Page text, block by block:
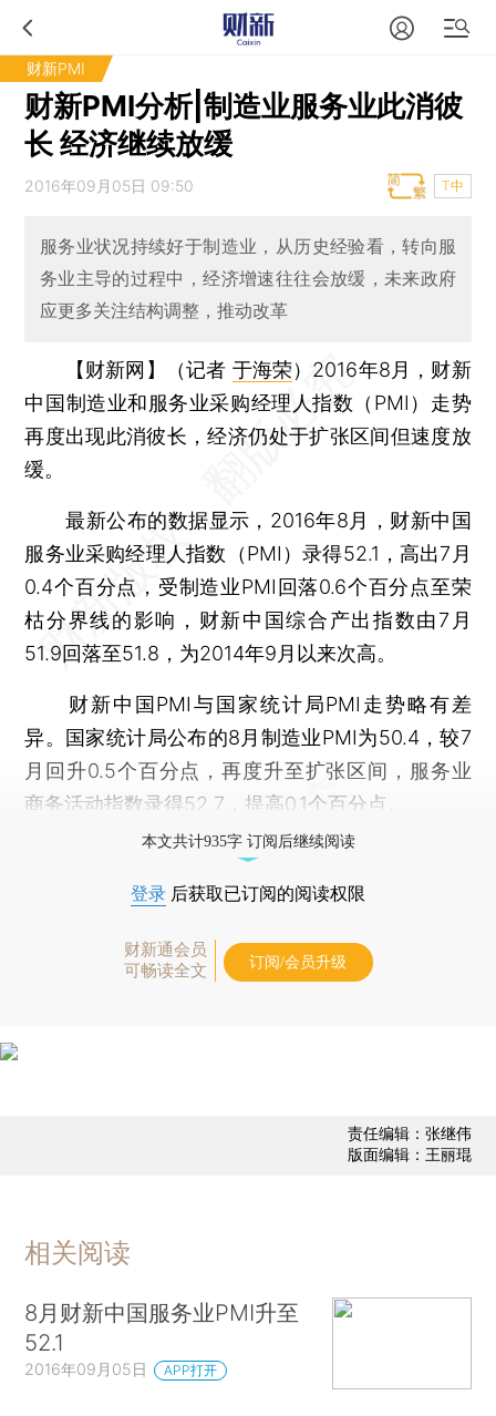
财新PMI
财新PMI分析|制造业服务业此消彼
长 经济继续放缓
2016年09月05日 09:50 T中
服务业状况持续好于制造业，从历史经验看，转向服
务业主导的过程中，经济增速往往会放缓，未来政府
应更多关注结构调整，推动改革
【财新网】（记者 于海荣） 2016年8月，财新
中国制造业和服务业采购经理人指数（PMI）走势
再度出现此消彼长，经济仍处于扩张区间但速度放
缓。
最新公布的数据显示，2016年8月，财新中国
服务业采购经理人指数（PMI）录得52.1，高出7月
0.4个百分点，受制造业PMI回落0.6个百分点至荣
枯分界线的影响，财新中国综合产出指数由7月
51.9回落至51.8，为2014年9月以来次高。
财新中国PMI与国家统计局PMI走势略有差
异。国家统计局公布的8月制造业PMI为50.4，较7
月回升0.5个百分点，再度升至扩张区间，服务业
商务活动指数录得52.7，提高0.1个百分点。
本文共计935字 订阅后继续阅读
登录 后获取已订阅的阅读权限
财新通会员
可畅读全文
订阅/会员升级
责任编辑：张继伟
版面编辑：王丽琨
相关阅读
8月财新中国服务业PMI升至
52.1
2016年09月05日 APP打开